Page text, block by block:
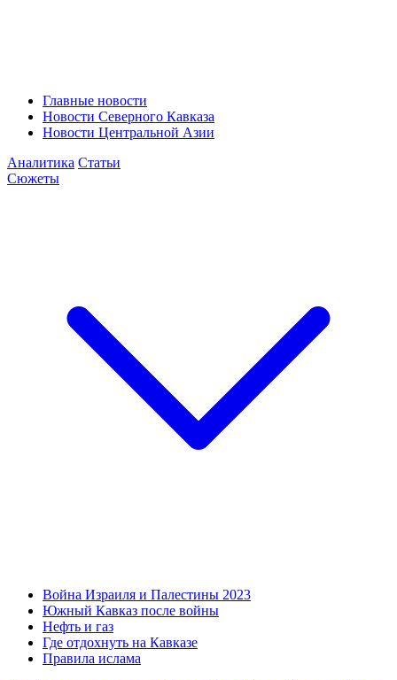
Главные новости
Новости Северного Кавказа
Новости Центральной Азии
Аналитика Статьи
Сюжеты
Война Израиля и Палестины 2023
Южный Кавказ после войны
Нефть и газ
Где отдохнуть на Кавказе
Правила ислама